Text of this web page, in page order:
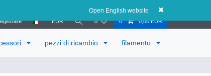
Open English website
EUR 0 0 0,00 EUR
pezzi di ricambio filamento